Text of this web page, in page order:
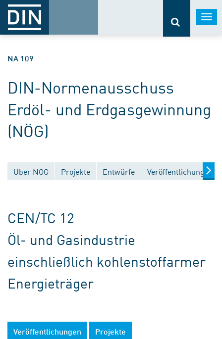
NA 109
DIN-Normenausschuss
Erdöl- und Erdgasgewinnung
(NÖG)
Über NÖG Projekte Entwürfe Veröffentlichungen
CEN/TC 12
Öl- und Gasindustrie
einschließlich kohlenstoffarmer
Energieträger
Veröffentlichungen Projekte